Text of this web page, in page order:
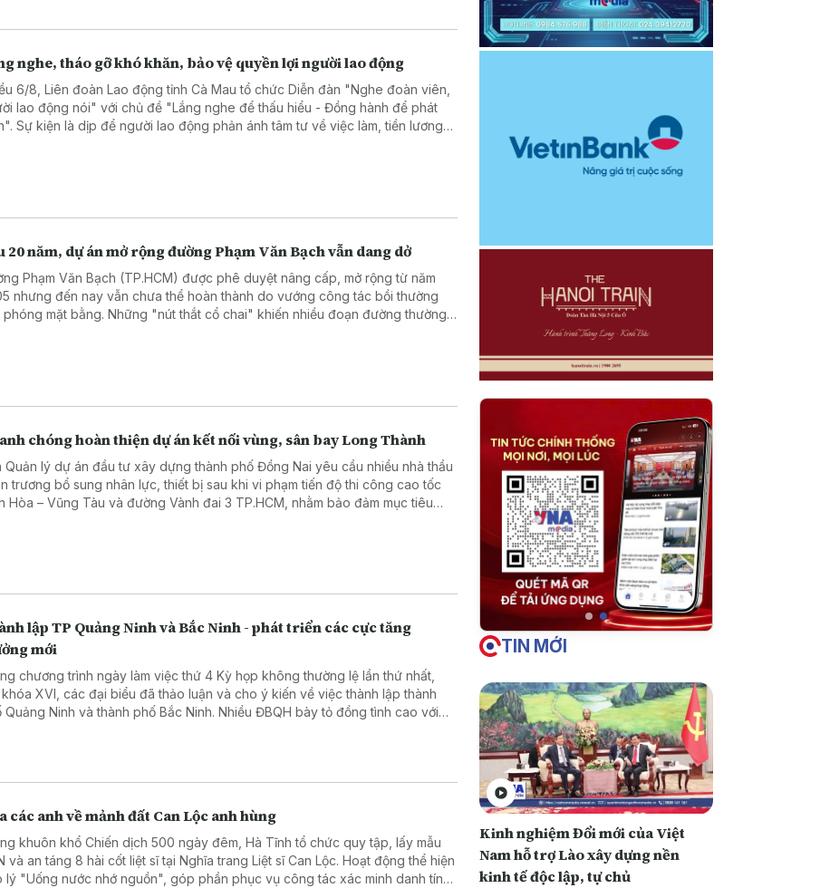
nghe, tháo gỡ khó khăn, bảo vệ quyền lợi người lao động
6/8, Liên đoàn Lao động tỉnh Cà Mau tổ chức Diễn đàn "Nghe đoàn viên,
lao động nói" với chủ đề "Lắng nghe để thấu hiểu - Đồng hành để phát
Sự kiện là dịp để người lao động phản ánh tâm tư về việc làm, tiền lương
20 năm, dự án mở rộng đường Phạm Văn Bạch vẫn dang dở
Phạm Văn Bạch (TP.HCM) được phê duyệt nâng cấp, mở rộng từ năm
nhưng đến nay vẫn chưa thể hoàn thành do vướng công tác bồi thường
phóng mặt bằng. Những "nút thắt cổ chai" khiến nhiều đoạn đường thường
chóng hoàn thiện dự án kết nối vùng, sân bay Long Thành
Quản lý dự án đầu tư xây dựng thành phố Đồng Nai yêu cầu nhiều nhà thầu
trương bổ sung nhân lực, thiết bị sau khi vi phạm tiến độ thi công cao tốc
Hòa – Vũng Tàu và đường Vành đai 3 TP.HCM, nhằm bảo đảm mục tiêu
lập TP Quảng Ninh và Bắc Ninh - phát triển các cực tăng
mới
chương trình ngày làm việc thứ 4 Kỳ họp không thường lệ lần thứ nhất,
khóa XVI, các đại biểu đã thảo luận và cho ý kiến về việc thành lập thành
Quảng Ninh và thành phố Bắc Ninh. Nhiều ĐBQH bày tỏ đồng tình cao với
các anh về mảnh đất Can Lộc anh hùng
khuôn khổ Chiến dịch 500 ngày đêm, Hà Tĩnh tổ chức quy tập, lấy mẫu
và an táng 8 hài cốt liệt sĩ tại Nghĩa trang Liệt sĩ Can Lộc. Hoạt động thể hiện
lý "Uống nước nhớ nguồn", góp phần phục vụ công tác xác minh danh tính
TIN MỚI
Kinh nghiệm Đổi mới của Việt
Nam hỗ trợ Lào xây dựng nền
kinh tế độc lập, tự chủ